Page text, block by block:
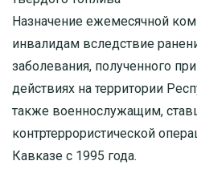
Назначение ежемесячной
инвалидам вследствие
заболевания, полученного
действиях на территории
также военнослужащим,
контртеррористической
Кавказе с 1995 года.